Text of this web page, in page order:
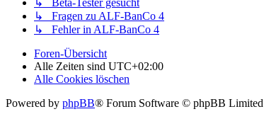
↳ Beta-Tester gesucht
↳ Fragen zu ALF-BanCo 4
↳ Fehler in ALF-BanCo 4
Foren-Übersicht
Alle Zeiten sind UTC+02:00
Alle Cookies löschen
Powered by phpBB® Forum Software © phpBB Limited